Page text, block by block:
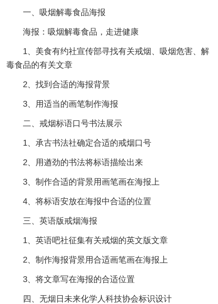
一、吸烟解毒食品海报
海报：吸烟解毒食品，走进健康
1、美食有约社宣传部寻找有关戒烟、吸烟危害、解
毒食品的有关文章
2、找到合适的海报背景
3、用适当的画笔制作海报
二、戒烟标语口号书法展示
1、承古书法社确定合适的戒烟口号
2、用遒劲的书法将标语描绘出来
3、制作合适的背景用画笔画在海报上
4、将标语安放在海报中合适的位置
三、英语版戒烟海报
1、英语吧社征集有关戒烟的英文版文章
2、制作海报背景用合适画笔画在海报上
3、将文章写在海报的合适位置
四、无烟日未来化学人科技协会标识设计